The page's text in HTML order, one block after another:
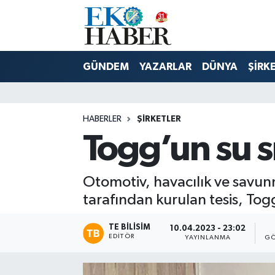
GÜNDEM YAZARLAR DÜNYA
HABERLER ŞIRKETLER
Togg’un su
Otomotiv, havacılık ve
tarafından kurulan tesis,
TE BILISIM
EDITÖR
10.04.2023 - 23:02
YAYINLANMA
Hava Durumu
Tüm Manşetler
Haber Arşivi